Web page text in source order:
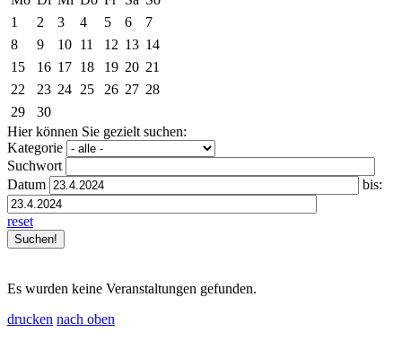
1
2 3 4 5 6
7
8
9 10 11 12 13 14
15
16 17 18 19 20 21
22
23 24 25 26 27 28
29
30
Hier können Sie gezielt suchen:
Kategorie
Suchwort
Datum
bis:
reset
Es wurden keine Veranstaltungen gefunden.
drucken nach oben